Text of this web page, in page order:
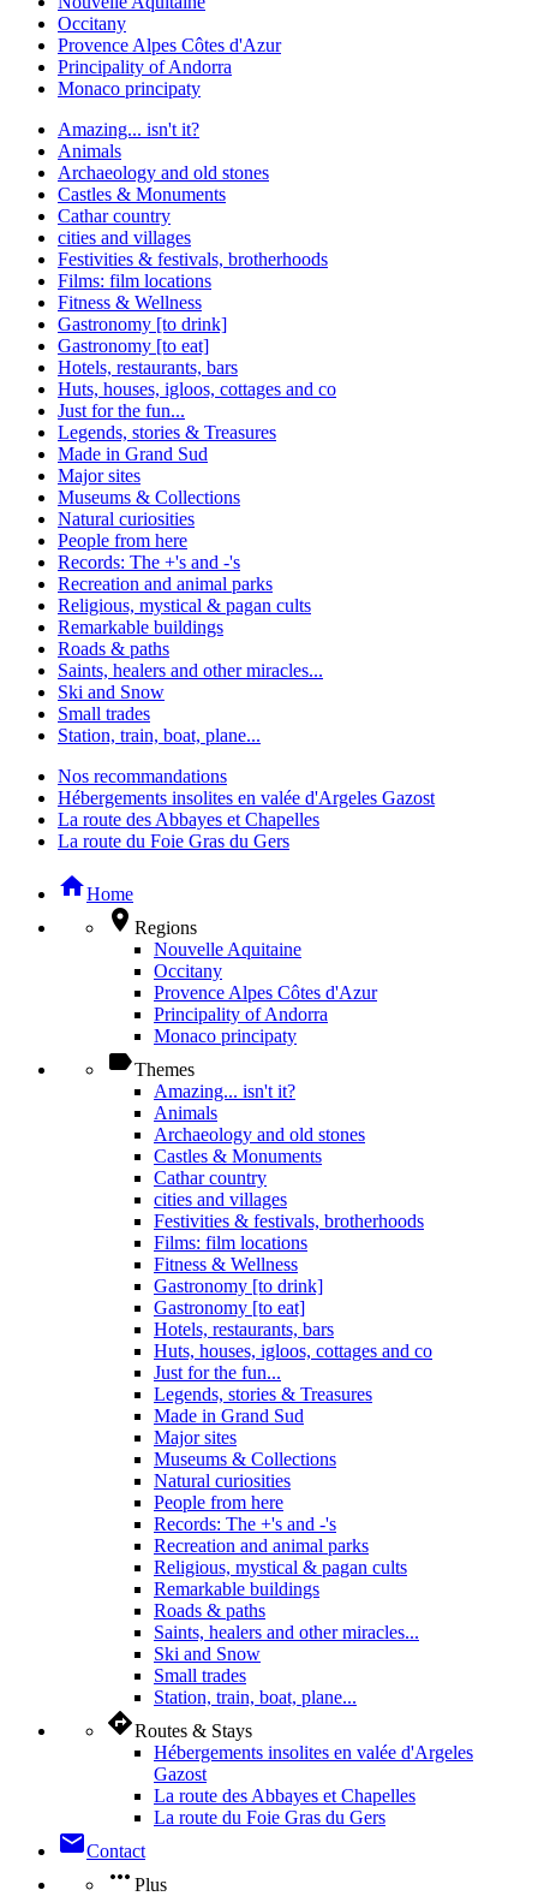
Occitany
Provence Alpes Côtes d'Azur
Principality of Andorra
Monaco principaty
Amazing... isn't it?
Animals
Archaeology and old stones
Castles & Monuments
Cathar country
cities and villages
Festivities & festivals, brotherhoods
Films: film locations
Fitness & Wellness
Gastronomy [to drink]
Gastronomy [to eat]
Hotels, restaurants, bars
Huts, houses, igloos, cottages and co
Just for the fun...
Legends, stories & Treasures
Made in Grand Sud
Major sites
Museums & Collections
Natural curiosities
People from here
Records: The +'s and -'s
Recreation and animal parks
Religious, mystical & pagan cults
Remarkable buildings
Roads & paths
Saints, healers and other miracles...
Ski and Snow
Small trades
Station, train, boat, plane...
Nos recommandations
Hébergements insolites en valée d'Argeles Gazost
La route des Abbayes et Chapelles
La route du Foie Gras du Gers
homeHome
place Regions
Nouvelle Aquitaine
Occitany
Provence Alpes Côtes d'Azur
Principality of Andorra
Monaco principaty
labelThemes
Amazing... isn't it?
Animals
Archaeology and old stones
Castles & Monuments
Cathar country
cities and villages
Festivities & festivals, brotherhoods
Films: film locations
Fitness & Wellness
Gastronomy [to drink]
Gastronomy [to eat]
Hotels, restaurants, bars
Huts, houses, igloos, cottages and co
Just for the fun...
Legends, stories & Treasures
Made in Grand Sud
Major sites
Museums & Collections
Natural curiosities
People from here
Records: The +'s and -'s
Recreation and animal parks
Religious, mystical & pagan cults
Remarkable buildings
Roads & paths
Saints, healers and other miracles...
Ski and Snow
Small trades
Station, train, boat, plane...
directionsRoutes & Stays
Hébergements insolites en valée d'Argeles
Gazost
La route des Abbayes et Chapelles
La route du Foie Gras du Gers
mailContact
more_horiz Plus